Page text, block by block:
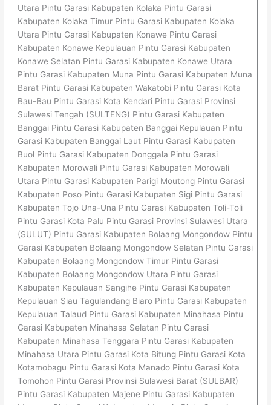
Utara Pintu Garasi Kabupaten Kolaka Pintu Garasi
Kabupaten Kolaka Timur Pintu Garasi Kabupaten Kolaka
Utara Pintu Garasi Kabupaten Konawe Pintu Garasi
Kabupaten Konawe Kepulauan Pintu Garasi Kabupaten
Konawe Selatan Pintu Garasi Kabupaten Konawe Utara
Pintu Garasi Kabupaten Muna Pintu Garasi Kabupaten Muna
Barat Pintu Garasi Kabupaten Wakatobi Pintu Garasi Kota
Bau-Bau Pintu Garasi Kota Kendari Pintu Garasi Provinsi
Sulawesi Tengah (SULTENG) Pintu Garasi Kabupaten
Banggai Pintu Garasi Kabupaten Banggai Kepulauan Pintu
Garasi Kabupaten Banggai Laut Pintu Garasi Kabupaten
Buol Pintu Garasi Kabupaten Donggala Pintu Garasi
Kabupaten Morowali Pintu Garasi Kabupaten Morowali
Utara Pintu Garasi Kabupaten Parigi Moutong Pintu Garasi
Kabupaten Poso Pintu Garasi Kabupaten Sigi Pintu Garasi
Kabupaten Tojo Una-Una Pintu Garasi Kabupaten Toli-Toli
Pintu Garasi Kota Palu Pintu Garasi Provinsi Sulawesi Utara
(SULUT) Pintu Garasi Kabupaten Bolaang Mongondow Pintu
Garasi Kabupaten Bolaang Mongondow Selatan Pintu Garasi
Kabupaten Bolaang Mongondow Timur Pintu Garasi
Kabupaten Bolaang Mongondow Utara Pintu Garasi
Kabupaten Kepulauan Sangihe Pintu Garasi Kabupaten
Kepulauan Siau Tagulandang Biaro Pintu Garasi Kabupaten
Kepulauan Talaud Pintu Garasi Kabupaten Minahasa Pintu
Garasi Kabupaten Minahasa Selatan Pintu Garasi
Kabupaten Minahasa Tenggara Pintu Garasi Kabupaten
Minahasa Utara Pintu Garasi Kota Bitung Pintu Garasi Kota
Kotamobagu Pintu Garasi Kota Manado Pintu Garasi Kota
Tomohon Pintu Garasi Provinsi Sulawesi Barat (SULBAR)
Pintu Garasi Kabupaten Majene Pintu Garasi Kabupaten